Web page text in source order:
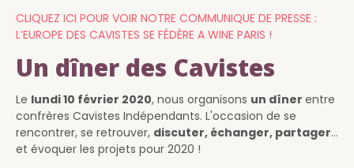
CLIQUEZ ICI POUR VOIR NOTRE COMMUNIQUE DE PRESSE :
L’EUROPE DES CAVISTES SE FÉDÈRE A WINE PARIS !
Un dîner des Cavistes
Le lundi 10 février 2020, nous organisons un dîner entre
confrères Cavistes Indépendants. L'occasion de se
rencontrer, se retrouver, discuter, échanger, partager…
et évoquer les projets pour 2020 !